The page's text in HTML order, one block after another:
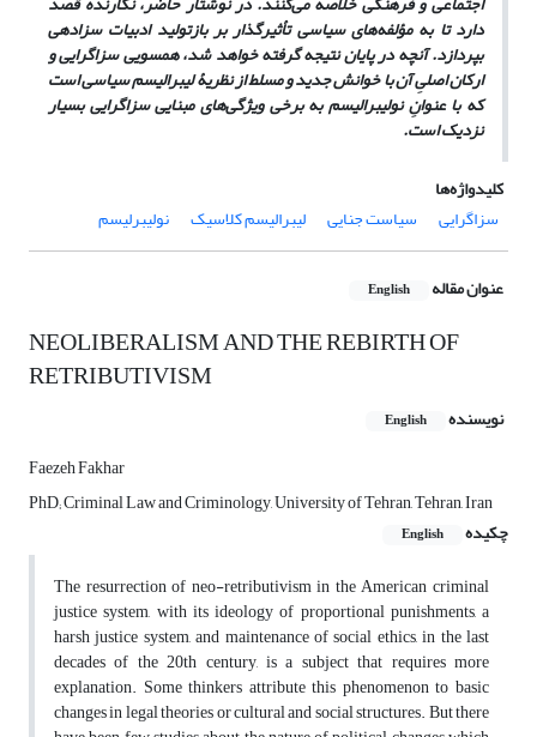
دارد تا به مؤلفه‌های سیاسی تأثیرگذار بر بازتولید ادبیات سزادهی
بپردازد. آنچه در پایان نتیجه گرفته خواهد شد، همسویی سزاگرایی و
ارکان اصلیِ آن با خوانش جدید و مسلط از نظریۀ لیبرالیسم سیاسی است
که با عنوانِ نولیبرالیسم به برخی ویژگی‌های مبنایی سزاگرایی بسیار
نزدیک است.
کلیدواژه‌ها
سزاگرایی
سیاست جنایی لیبرالیسم کلاسیک نولیبرلیسم
عنوان مقاله English
NEOLIBERALISM AND THE REBIRTH OF
RETRIBUTIVISM
نویسنده English
Faezeh Fakhar
PhD; Criminal Law and Criminology, University of Tehran, Tehran, Iran
چکیده
English
The resurrection of neo-retributivism in the American criminal
justice system, with its ideology of proportional punishments, a
harsh justice system, and maintenance of social ethics, in the last
decades of the 20th century, is a subject that requires more
explanation. Some thinkers attribute this phenomenon to basic
changes in legal theories or cultural and social structures. But there